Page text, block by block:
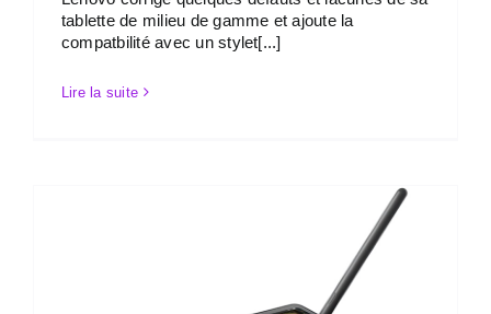
tablette de milieu de gamme et ajoute la
compatbilité avec un stylet[...]
Lire la suite